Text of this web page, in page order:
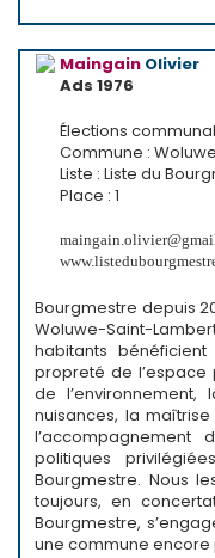
Maingain Olivier
Ads 1976
Élections
Commune :
Liste : Liste du
Place : 1
Bourgmestre depuis
Woluwe-Saint-
habitants
propreté de
de
nuisances, la
politiques
Bourgmestre. Nous
toujours, en
Bourgmestre,
une commune encore